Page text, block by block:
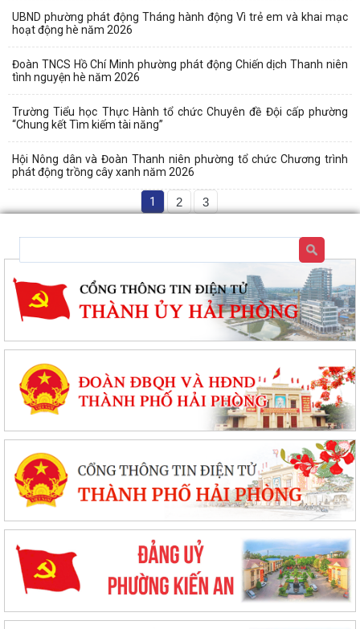
UBND phường phát động Tháng hành động Vì trẻ em và khai mạc
hoạt động hè năm 2026
Đoàn TNCS Hồ Chí Minh phường phát động Chiến dịch Thanh niên
tình nguyện hè năm 2026
Trường Tiểu học Thực Hành tổ chức Chuyên đề Đội cấp phường
“Chung kết Tìm kiếm tài năng”
Hội Nông dân và Đoàn Thanh niên phường tổ chức Chương trình
phát động trồng cây xanh năm 2026
1 2 3